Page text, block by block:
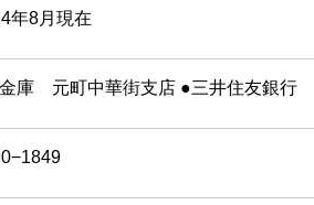
年8月現在
庫 元町中華街支店 ●三井住友銀行